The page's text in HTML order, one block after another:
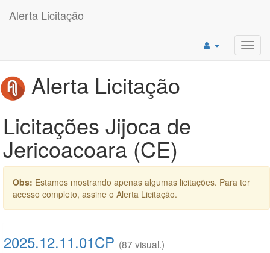
Alerta Licitação
Alerta Licitação
Licitações Jijoca de
Jericoacoara (CE)
Obs: Estamos mostrando apenas algumas licitações. Para ter
acesso completo, assine o Alerta Licitação.
2025.12.11.01CP (87 visual.)